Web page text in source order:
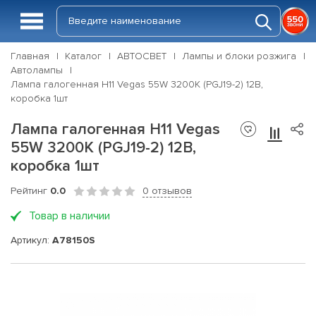
Главная Каталог АВТОСВЕТ
Лампы и блоки розжига
Автолампы
Лампа галогенная H11 Vegas 55W 3200K (PGJ19-2) 12В,
коробка 1шт
Лампа галогенная H11 Vegas
55W 3200K (PGJ19-2) 12В,
коробка 1шт
Рейтинг 0.0 0 отзывов
Товар в наличии
Артикул: A78150S